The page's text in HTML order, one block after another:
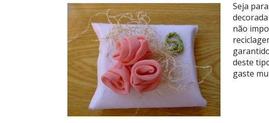
Seja
não
deste
gaste